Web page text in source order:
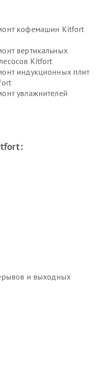
кофемашин Kitfort
вертикальных
Kitfort
индукционных плит
увлажнителей
и выходных